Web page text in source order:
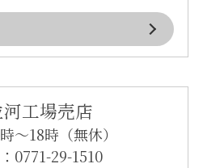
工場売店
～18時（無休）
0771-29-1510